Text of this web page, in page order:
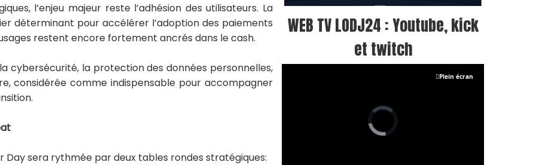
l’enjeu majeur reste l’adhésion des utilisateurs. La
déterminant pour accélérer l’adoption des paiements
restent encore fortement ancrés dans le cash.
cybersécurité, la protection des données personnelles,
considérée comme indispensable pour accompagner
Day sera rythmée par deux tables rondes stratégiques:
WEB TV LODJ24 : Youtube, kick
et twitch
Plein écran